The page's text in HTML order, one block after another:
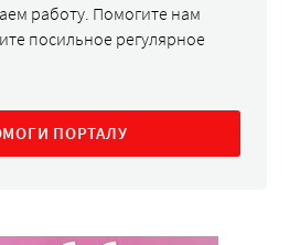
работу. Помогите нам
посильное регулярное
ПОРТАЛУ